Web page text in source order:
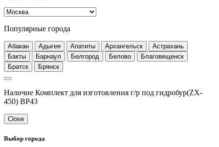
Популярные города
Абакан Адыгея Апатиты Архангельск
Астрахань
Бакты
Барнаул Белгород Белово
Благовещенск
Братск
Брянск
Наличие Комплект для изготовления г/р под гидробур(ZX-
450) BP43
Close
Выбор города